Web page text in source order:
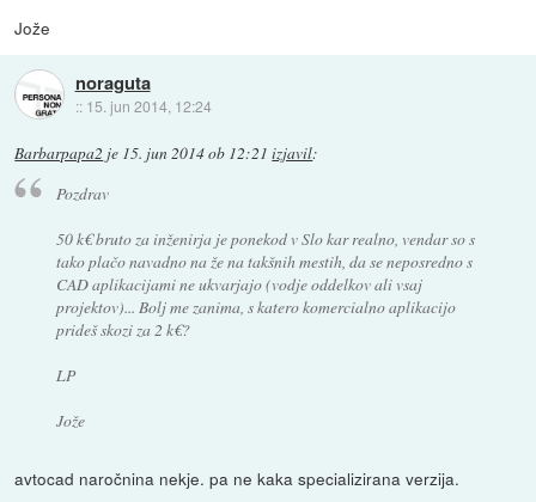
Jože
noraguta
:: 15. jun 2014, 12:24
Barbarpapa2 je 15. jun 2014 ob 12:21 izjavil:
Pozdrav
50 k€ bruto za inženirja je ponekod v Slo kar realno, vendar so s
tako plačo navadno na že na takšnih mestih, da se neposredno s
CAD aplikacijami ne ukvarjajo (vodje oddelkov ali vsaj
projektov)... Bolj me zanima, s katero komercialno aplikacijo
prideš skozi za 2 k€?
LP
Jože
avtocad naročnina nekje. pa ne kaka specializirana verzija.